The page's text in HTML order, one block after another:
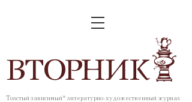
ВТОРНИК
Толстый зависимый* литературно-художественный журнал